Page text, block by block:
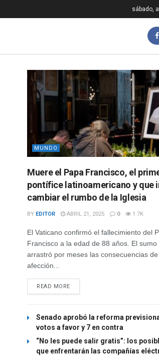
sábado,
MUNDO
Muere el Papa Francisco, el
pontífice latinoamericano y que
cambiar el rumbo de la Iglesia
BY EDITOR ABRIL 21, 2025 0 1.7K
El Vaticano confirmó el fallecimiento del
Francisco a la edad de 88 años. El sumo
arrastró por meses las consecuencias
afección...
READ MORE
Senado aprobó la reforma
votos a favor y 7 en contra
“No les puede salir gratis”: los
que enfrentarán las compañías